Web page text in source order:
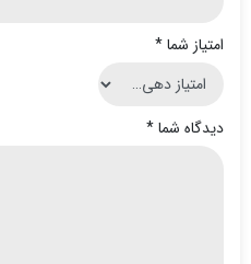
امتیاز شما*
دیدگاه شما*